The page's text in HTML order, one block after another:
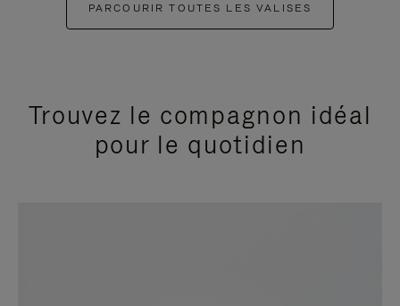
PARCOURIR TOUTES LES VALISES
Trouvez le compagnon idéal
pour le quotidien